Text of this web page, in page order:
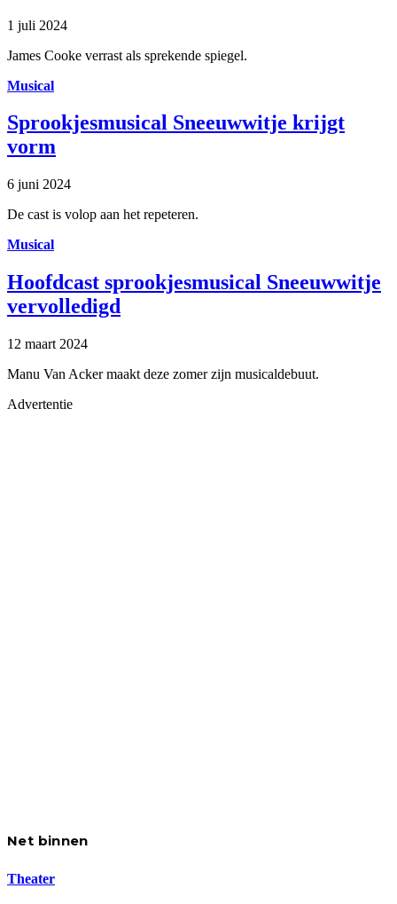
1 juli 2024
James Cooke verrast als sprekende spiegel.
Musical
Sprookjesmusical Sneeuwwitje krijgt
vorm
6 juni 2024
De cast is volop aan het repeteren.
Musical
Hoofdcast sprookjesmusical Sneeuwwitje
vervolledigd
12 maart 2024
Manu Van Acker maakt deze zomer zijn musicaldebuut.
Advertentie
Net binnen
Theater